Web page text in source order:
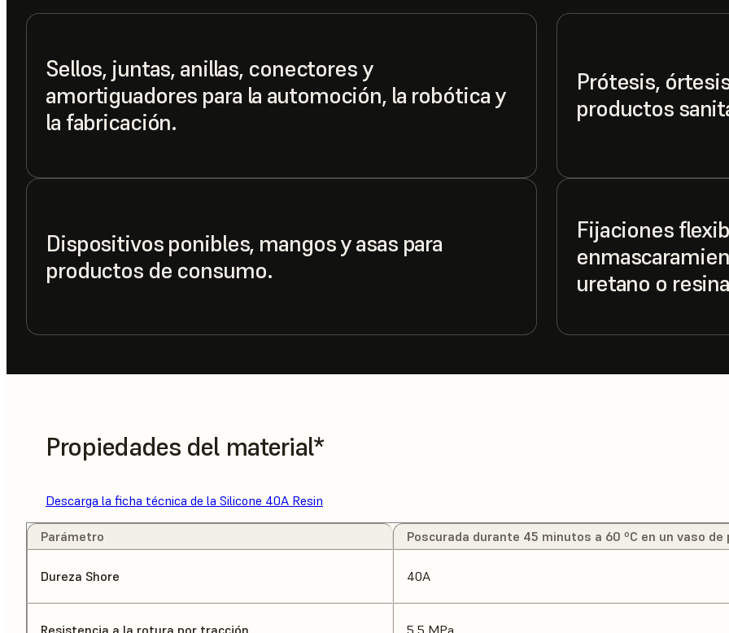
Sellos, juntas, anillas, conectores y
amortiguadores para la automoción, la robótica y
la fabricación.
Prótesis,
productos
Dispositivos ponibles, mangos y asas para
productos de consumo.
Fijaciones
uretano o
Propiedades del material*
Descarga la ficha técnica de la Silicone 40A Resin
Parámetro Poscurada durante 45 minutos a 60 ºC en un vaso
Dureza Shore 40A